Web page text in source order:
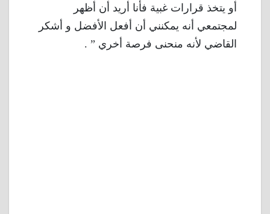
أو يتخذ قرارات غبية فأنا أريد أن أظهر
لمجتمعي أنه يمكنني أن أفعل الأفضل و أشكر
القاضي لأنه منحنى فرصة أخري ” .